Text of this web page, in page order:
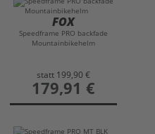
FOX
Speedframe PRO backfade
Mountainbikehelm
statt 199,90 €
preis
179,91 €